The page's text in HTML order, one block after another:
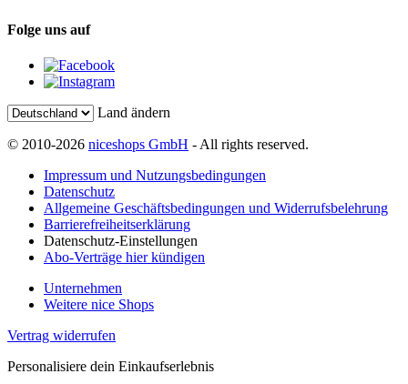
Folge uns auf
Land ändern
© 2010-2026 niceshops GmbH - All rights reserved.
Impressum und Nutzungsbedingungen
Datenschutz
Allgemeine Geschäftsbedingungen und Widerrufsbelehrung
Barrierefreiheitserklärung
Datenschutz-Einstellungen
Abo-Verträge hier kündigen
Unternehmen
Weitere nice Shops
Vertrag widerrufen
Personalisiere dein Einkaufserlebnis